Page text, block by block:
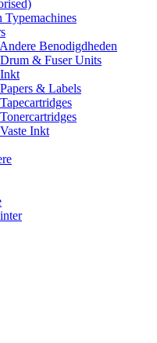
Typemachines
Benodigdheden
& Fuser Units
& Labels
Inkt